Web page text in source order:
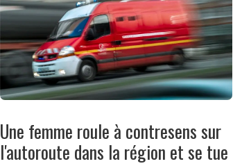
Une femme roule à contresens sur
l'autoroute dans la région et se tue